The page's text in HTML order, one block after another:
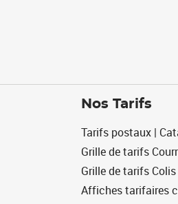
Nos Tarifs
Tarifs postaux |
Grille de tarifs
Grille de tarifs Colis
Affiches tarifaires